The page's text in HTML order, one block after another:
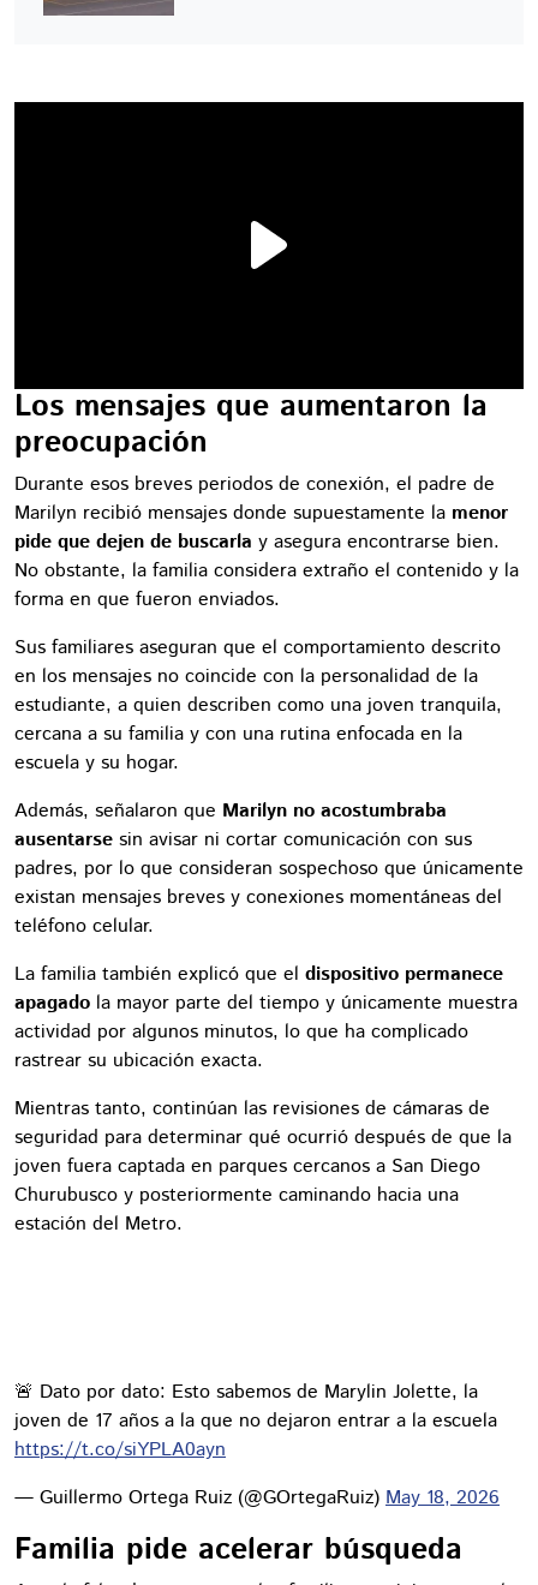
Los mensajes que aumentaron la
preocupación
Durante esos breves periodos de conexión, el padre de
Marilyn recibió mensajes donde supuestamente la menor
pide que dejen de buscarla y asegura encontrarse bien.
No obstante, la familia considera extraño el contenido y la
forma en que fueron enviados.
Sus familiares aseguran que el comportamiento descrito
en los mensajes no coincide con la personalidad de la
estudiante, a quien describen como una joven tranquila,
cercana a su familia y con una rutina enfocada en la
escuela y su hogar.
Además, señalaron que Marilyn no acostumbraba
ausentarse sin avisar ni cortar comunicación con sus
padres, por lo que consideran sospechoso que únicamente
existan mensajes breves y conexiones momentáneas del
teléfono celular.
La familia también explicó que el dispositivo permanece
apagado la mayor parte del tiempo y únicamente muestra
actividad por algunos minutos, lo que ha complicado
rastrear su ubicación exacta.
Mientras tanto, continúan las revisiones de cámaras de
seguridad para determinar qué ocurrió después de que la
joven fuera captada en parques cercanos a San Diego
Churubusco y posteriormente caminando hacia una
estación del Metro.
🚨 Dato por dato: Esto sabemos de Marylin Jolette, la
joven de 17 años a la que no dejaron entrar a la escuela
https://t.co/siYPLA0ayn
— Guillermo Ortega Ruiz (@GOrtegaRuiz) May 18, 2026
Familia pide acelerar búsqueda